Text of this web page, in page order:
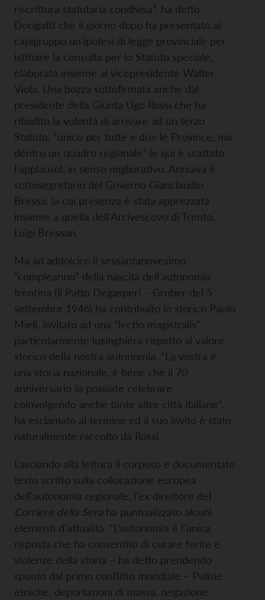
riscrittura statutaria condivisa”, ha detto
Dorigatti che il giorno dopo ha presentato ai
capigruppo un'ipotesi di legge provinciale per
istituire la consulta per lo Statuto speciale,
elaborata insieme al vicepresidente Walter
Viola. Una bozza sottofirmata anche dal
presidente della Giunta Ugo Rossi che ha
ribadito la volontà di arrivare ad un terzo
Statuto, “unico per tutte e due le Province, ma
dentro un quadro regionale” (e qui è scattato
l'applauso), in senso migliorativo. Annuiva il
sottosegretario del Governo Gianclaudio
Bressa, la cui presenza è stata apprezzata
insieme a quella dell'Arcivescovo di Trento,
Luigi Bressan.
Ma ad addolcire il sessantanovesimo
“compleanno” della nascita dell'autonomia
trentina (il Patto Degasperi – Gruber del 5
settembre 1946) ha contribuito lo storico Paolo
Mieli, invitato ad una “lectio magistralis”
particolarmente lusinghiera rispetto al valore
storico della nostra autonomia. “La vostra è
una storia nazionale, è bene che il 70
anniversario lo possiate celebrare
coinvolgendo anche tante altre città italiane”,
ha esclamato al termine ed il suo invito è stato
naturalmente raccolto da Rossi.
Lasciando alla lettura il corposo e documentato
testo scritto sulla collocazione europea
dell'autonomia regionale, l'ex direttore del
Corriere della Sera ha puntualizzato alcuni
elementi d'attualità. “L'autonomia è l'unica
risposta che ha consentito di curare ferite e
violenze della storia – ha detto prendendo
spunto dal primo conflitto mondiale – Pulizie
etniche, deportazioni di massa, negazione